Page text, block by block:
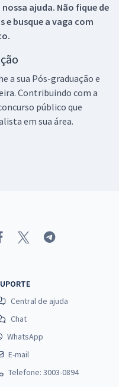
nossa ajuda. Não fique de
e busque a vaga com
a sua Pós-graduação e
Contribuindo com a
público que
em sua área.
Central de ajuda
Chat
WhatsApp
E-mail
Telefone: 3003-0894